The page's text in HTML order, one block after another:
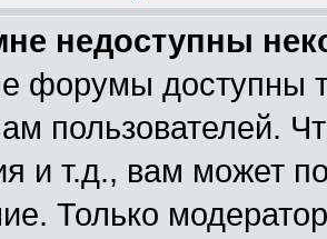
недоступны
форумы доступны
пользователей.
и т.д., вам может
Только